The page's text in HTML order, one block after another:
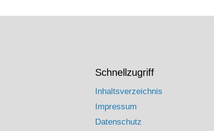
Schnellzugriff
Inhaltsverzeichnis
Impressum
Datenschutz